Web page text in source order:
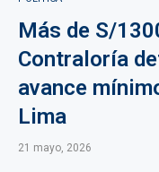
Más de S/
Contraloría
avance
Lima
21 mayo, 2026